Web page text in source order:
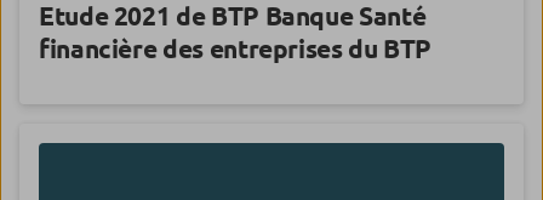
Etude 2021 de BTP Banque Santé
financière des entreprises du BTP